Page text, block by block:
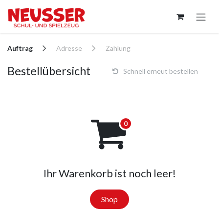
Auftrag Adresse Zahlung
Bestellübersicht Schnell erneut bestellen
Ihr Warenkorb ist noch leer!
Shop